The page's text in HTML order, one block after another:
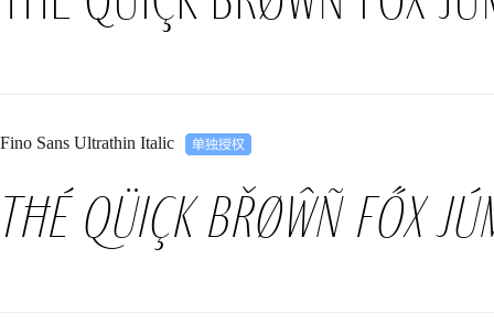
Fino Sans Ultrathin Italic
Tħé qüiçk břøŵñ főx